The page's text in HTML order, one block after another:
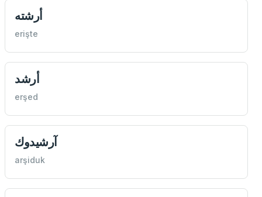
أرشته
erişte
أرشد
erşed
آرشيدوك
arşiduk